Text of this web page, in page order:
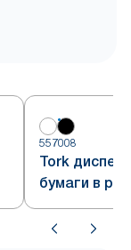
557008
Tork
бумаги в
система T4.